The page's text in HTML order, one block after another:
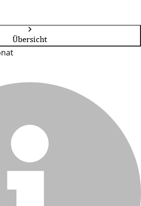
Übersicht